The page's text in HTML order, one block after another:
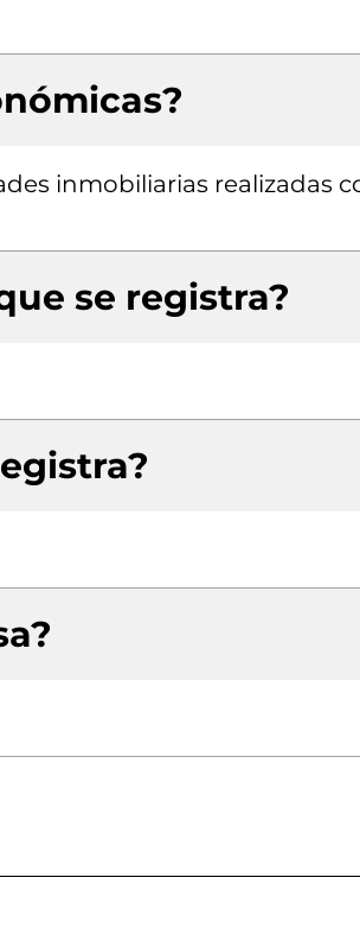
inmobiliarias realizadas
se registra?